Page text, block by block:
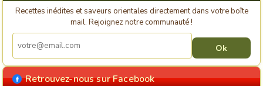
Recettes inédites et saveurs orientales directement dans votre boîte
mail. Rejoignez notre communauté !
Retrouvez-nous sur Facebook